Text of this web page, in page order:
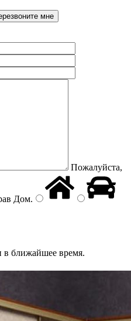
Пожалуйста,
Дом.
в ближайшее время.